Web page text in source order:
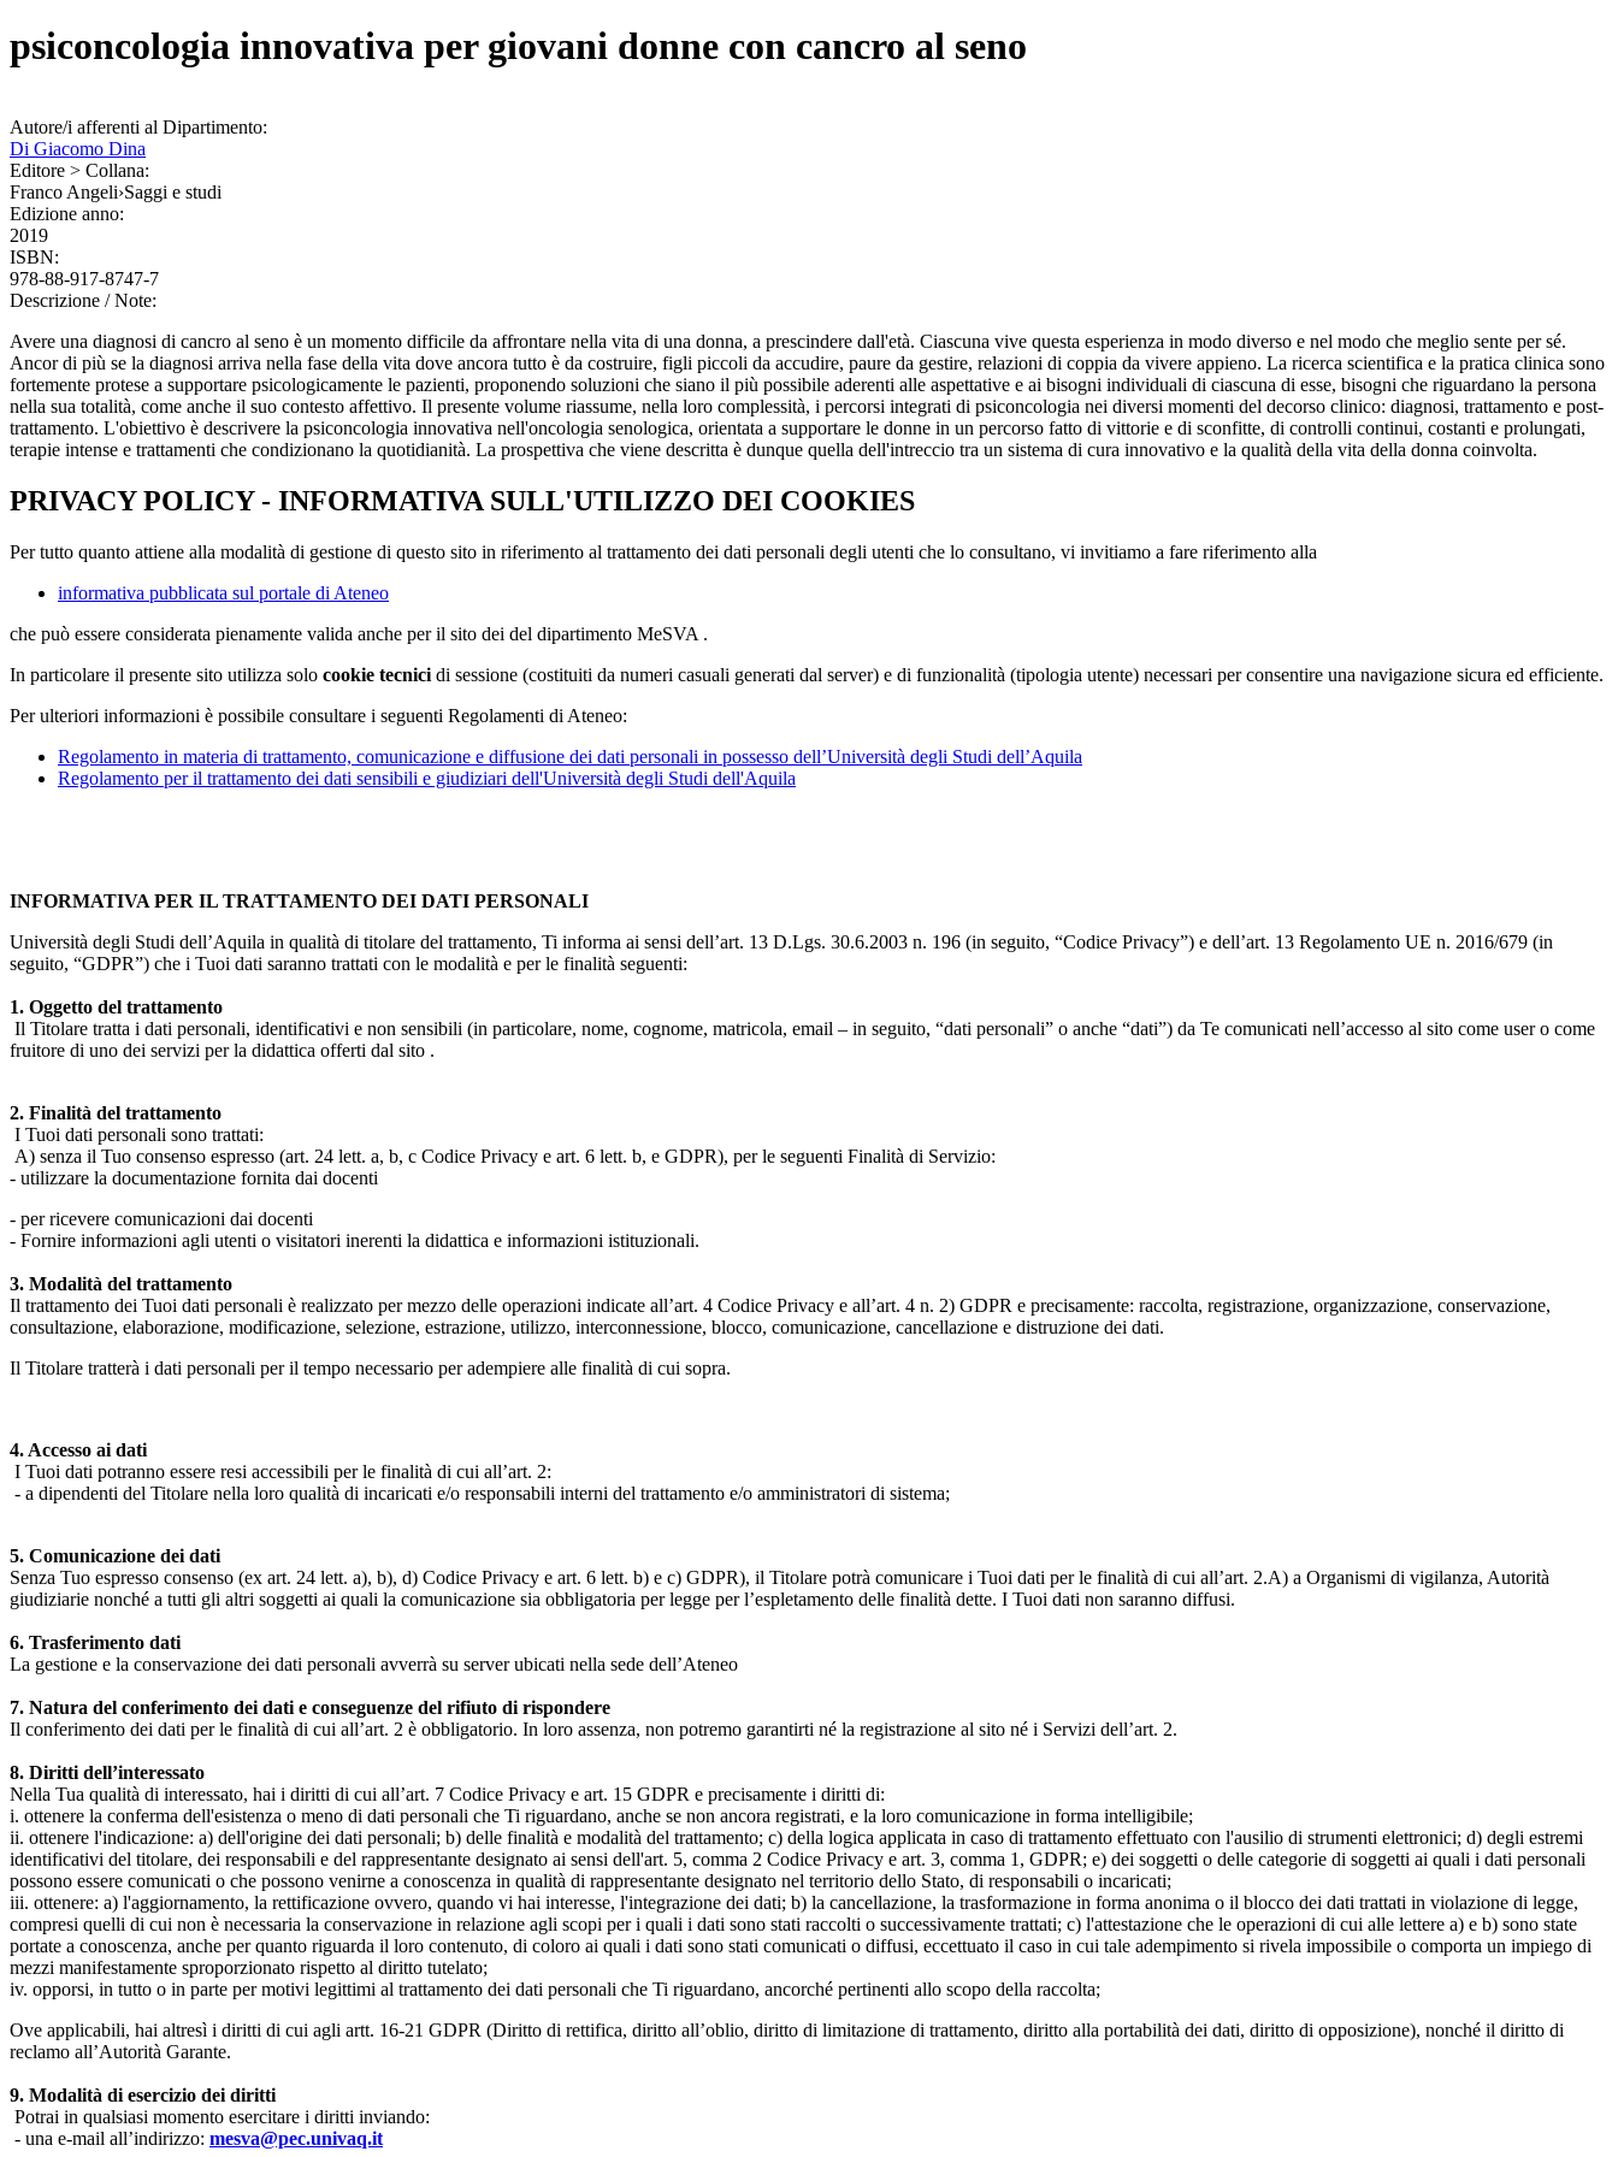
psiconcologia innovativa per giovani donne con cancro al seno
Autore/i afferenti al Dipartimento:
Di Giacomo Dina
Editore > Collana:
Franco Angeli›Saggi e studi
Edizione anno:
2019
ISBN:
978-88-917-8747-7
Descrizione / Note:
Avere una diagnosi di cancro al seno è un momento difficile da affrontare nella vita di una donna, a prescindere dall'età. Ciascuna vive questa esperienza in modo diverso e nel modo che meglio sente per sé.
Ancor di più se la diagnosi arriva nella fase della vita dove ancora tutto è da costruire, figli piccoli da accudire, paure da gestire, relazioni di coppia da vivere appieno. La ricerca scientifica e la pratica clinica sono
fortemente protese a supportare psicologicamente le pazienti, proponendo soluzioni che siano il più possibile aderenti alle aspettative e ai bisogni individuali di ciascuna di esse, bisogni che riguardano la persona
nella sua totalità, come anche il suo contesto affettivo. Il presente volume riassume, nella loro complessità, i percorsi integrati di psiconcologia nei diversi momenti del decorso clinico: diagnosi, trattamento e post-
trattamento. L'obiettivo è descrivere la psiconcologia innovativa nell'oncologia senologica, orientata a supportare le donne in un percorso fatto di vittorie e di sconfitte, di controlli continui, costanti e prolungati,
terapie intense e trattamenti che condizionano la quotidianità. La prospettiva che viene descritta è dunque quella dell'intreccio tra un sistema di cura innovativo e la qualità della vita della donna coinvolta.
PRIVACY POLICY - INFORMATIVA SULL'UTILIZZO DEI COOKIES
Per tutto quanto attiene alla modalità di gestione di questo sito in riferimento al trattamento dei dati personali degli utenti che lo consultano, vi invitiamo a fare riferimento alla
informativa pubblicata sul portale di Ateneo
che può essere considerata pienamente valida anche per il sito dei del dipartimento MeSVA .
In particolare il presente sito utilizza solo cookie tecnici di sessione (costituiti da numeri casuali generati dal server) e di funzionalità (tipologia utente) necessari per consentire una navigazione sicura ed efficiente.
Per ulteriori informazioni è possibile consultare i seguenti Regolamenti di Ateneo:
Regolamento in materia di trattamento, comunicazione e diffusione dei dati personali in possesso dell’Università degli Studi dell’Aquila
Regolamento per il trattamento dei dati sensibili e giudiziari dell'Università degli Studi dell'Aquila
INFORMATIVA PER IL TRATTAMENTO DEI DATI PERSONALI
Università degli Studi dell’Aquila in qualità di titolare del trattamento, Ti informa ai sensi dell’art. 13 D.Lgs. 30.6.2003 n. 196 (in seguito, “Codice Privacy”) e dell’art. 13 Regolamento UE n. 2016/679 (in
seguito, “GDPR”) che i Tuoi dati saranno trattati con le modalità e per le finalità seguenti:
1. Oggetto del trattamento
Il Titolare tratta i dati personali, identificativi e non sensibili (in particolare, nome, cognome, matricola, email – in seguito, “dati personali” o anche “dati”) da Te comunicati nell’accesso al sito come user o come
fruitore di uno dei servizi per la didattica offerti dal sito .
2. Finalità del trattamento
I Tuoi dati personali sono trattati:
A) senza il Tuo consenso espresso (art. 24 lett. a, b, c Codice Privacy e art. 6 lett. b, e GDPR), per le seguenti Finalità di Servizio:
- utilizzare la documentazione fornita dai docenti
- per ricevere comunicazioni dai docenti
- Fornire informazioni agli utenti o visitatori inerenti la didattica e informazioni istituzionali.
3. Modalità del trattamento
Il trattamento dei Tuoi dati personali è realizzato per mezzo delle operazioni indicate all’art. 4 Codice Privacy e all’art. 4 n. 2) GDPR e precisamente: raccolta, registrazione, organizzazione, conservazione,
consultazione, elaborazione, modificazione, selezione, estrazione, utilizzo, interconnessione, blocco, comunicazione, cancellazione e distruzione dei dati.
Il Titolare tratterà i dati personali per il tempo necessario per adempiere alle finalità di cui sopra.
4. Accesso ai dati
I Tuoi dati potranno essere resi accessibili per le finalità di cui all’art. 2:
- a dipendenti del Titolare nella loro qualità di incaricati e/o responsabili interni del trattamento e/o amministratori di sistema;
5. Comunicazione dei dati
Senza Tuo espresso consenso (ex art. 24 lett. a), b), d) Codice Privacy e art. 6 lett. b) e c) GDPR), il Titolare potrà comunicare i Tuoi dati per le finalità di cui all’art. 2.A) a Organismi di vigilanza, Autorità
giudiziarie nonché a tutti gli altri soggetti ai quali la comunicazione sia obbligatoria per legge per l’espletamento delle finalità dette. I Tuoi dati non saranno diffusi.
6. Trasferimento dati
La gestione e la conservazione dei dati personali avverrà su server ubicati nella sede dell’Ateneo
7. Natura del conferimento dei dati e conseguenze del rifiuto di rispondere
Il conferimento dei dati per le finalità di cui all’art. 2 è obbligatorio. In loro assenza, non potremo garantirti né la registrazione al sito né i Servizi dell’art. 2.
8. Diritti dell’interessato
Nella Tua qualità di interessato, hai i diritti di cui all’art. 7 Codice Privacy e art. 15 GDPR e precisamente i diritti di:
i. ottenere la conferma dell'esistenza o meno di dati personali che Ti riguardano, anche se non ancora registrati, e la loro comunicazione in forma intelligibile;
ii. ottenere l'indicazione: a) dell'origine dei dati personali; b) delle finalità e modalità del trattamento; c) della logica applicata in caso di trattamento effettuato con l'ausilio di strumenti elettronici; d) degli estremi
identificativi del titolare, dei responsabili e del rappresentante designato ai sensi dell'art. 5, comma 2 Codice Privacy e art. 3, comma 1, GDPR; e) dei soggetti o delle categorie di soggetti ai quali i dati personali
possono essere comunicati o che possono venirne a conoscenza in qualità di rappresentante designato nel territorio dello Stato, di responsabili o incaricati;
iii. ottenere: a) l'aggiornamento, la rettificazione ovvero, quando vi hai interesse, l'integrazione dei dati; b) la cancellazione, la trasformazione in forma anonima o il blocco dei dati trattati in violazione di legge,
compresi quelli di cui non è necessaria la conservazione in relazione agli scopi per i quali i dati sono stati raccolti o successivamente trattati; c) l'attestazione che le operazioni di cui alle lettere a) e b) sono state
portate a conoscenza, anche per quanto riguarda il loro contenuto, di coloro ai quali i dati sono stati comunicati o diffusi, eccettuato il caso in cui tale adempimento si rivela impossibile o comporta un impiego di
mezzi manifestamente sproporzionato rispetto al diritto tutelato;
iv. opporsi, in tutto o in parte per motivi legittimi al trattamento dei dati personali che Ti riguardano, ancorché pertinenti allo scopo della raccolta;
Ove applicabili, hai altresì i diritti di cui agli artt. 16-21 GDPR (Diritto di rettifica, diritto all’oblio, diritto di limitazione di trattamento, diritto alla portabilità dei dati, diritto di opposizione), nonché il diritto di
reclamo all’Autorità Garante.
9. Modalità di esercizio dei diritti
Potrai in qualsiasi momento esercitare i diritti inviando:
- una e-mail all’indirizzo: mesva@pec.univaq.it